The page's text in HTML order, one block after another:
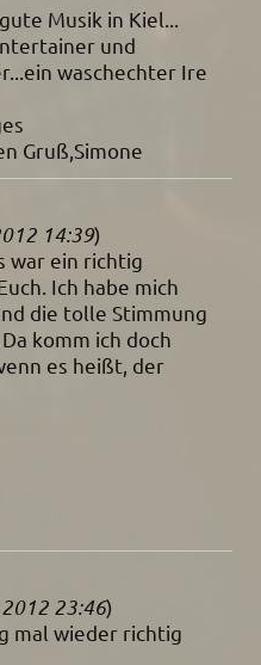
Musik in Kiel...
und
waschechter Ire
Gruß,Simone
14:39)
war ein richtig
Ich habe mich
die tolle Stimmung
komm ich doch
es heißt, der
23:46)
mal wieder richtig